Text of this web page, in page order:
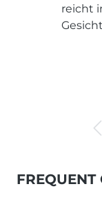
reicht
FREQUENT